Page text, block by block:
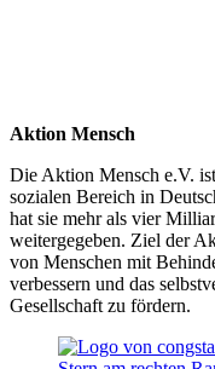
Aktion Mensch
Die Aktion Mensch e.V.
sozialen Bereich in
hat sie mehr als vier
weitergegeben. Ziel der
von Menschen mit
verbessern und das
Gesellschaft zu fördern.